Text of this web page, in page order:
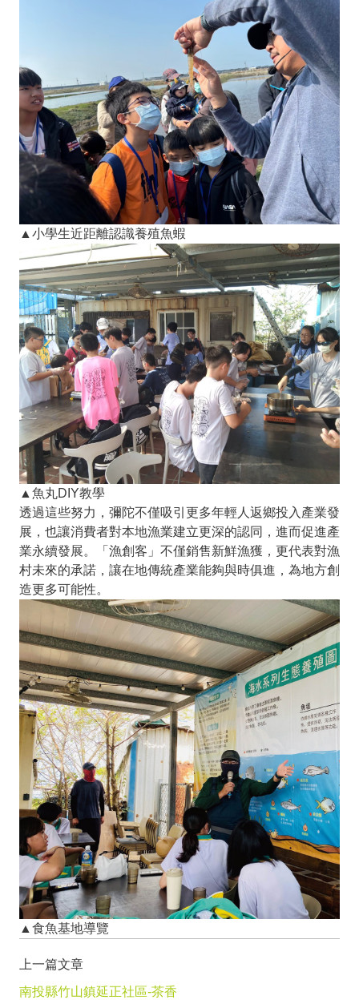
▲小學生近距離認識養殖魚蝦
▲魚丸DIY教學
透過這些努力，彌陀不僅吸引更多年輕人返鄉投入產業發
展，也讓消費者對本地漁業建立更深的認同，進而促進產
業永續發展。「漁創客」不僅銷售新鮮漁獲，更代表對漁
村未來的承諾，讓在地傳統產業能夠與時俱進，為地方創
造更多可能性。
▲食魚基地導覽
上一篇文章
南投縣竹山鎮延正社區-茶香